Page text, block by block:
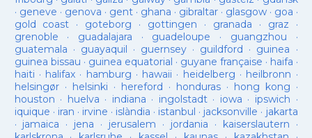
· geneve · genova · gent· ghana · gibraltar· glasgow· goa ·
gold coast · goteborg · gottingen · granada · graz ·
grenoble · guadalajara · guadeloupe · guangzhou ·
guatemala · guayaquil · guernsey· guildford · guinea ·
guinea bissau · guinea equatorial · guyane française · haifa ·
haiti · halifax · hamburg · hawaii · heidelberg · heilbronn ·
helsingør· helsinki · hereford · honduras· hong kong ·
houston · huelva · indiana · ingolstadt· iowa · ipswich ·
iquique · iran · irvine · islàndia · istanbul · jacksonville · jakarta
· jamaica · jena · jerusalem · jordania · kaiserslautern ·